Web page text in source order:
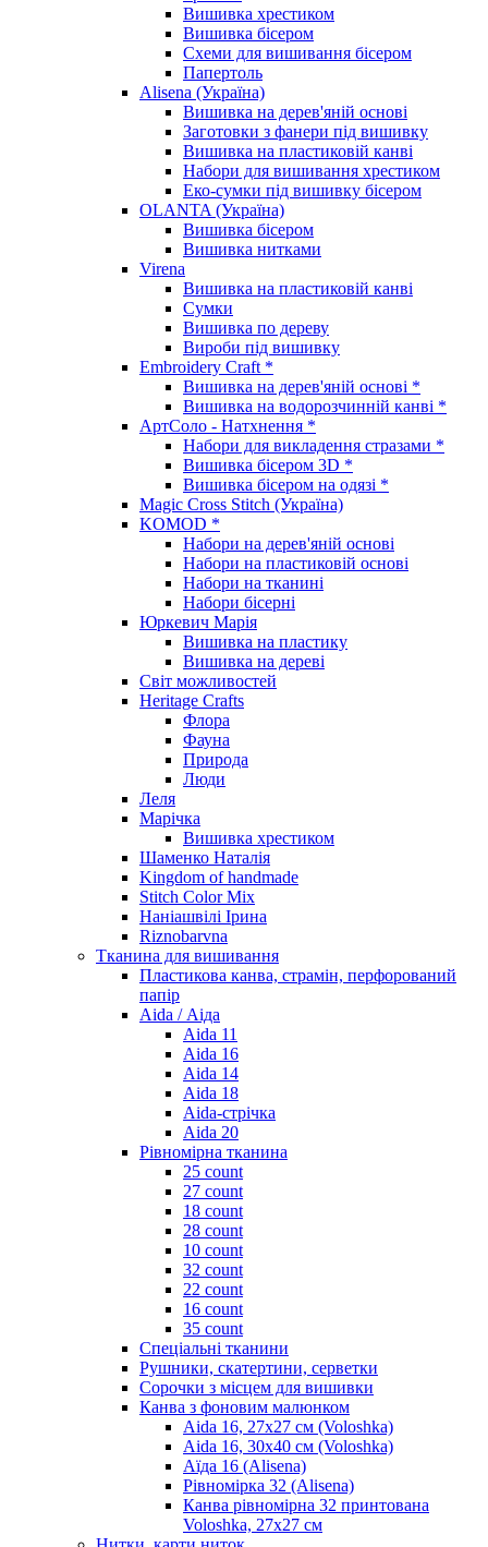
Вишивка хрестиком
Вишивка бісером
Схеми для вишивання бісером
Папертоль
Alisena (Україна)
Вишивка на дерев'яній основі
Заготовки з фанери під вишивку
Вишивка на пластиковій канві
Набори для вишивання хрестиком
Еко-сумки під вишивку бісером
OLANTA (Україна)
Вишивка бісером
Вишивка нитками
Virena
Вишивка на пластиковій канві
Сумки
Вишивка по дереву
Вироби під вишивку
Embroidery Craft *
Вишивка на дерев'яній основі *
Вишивка на водорозчинній канві *
АртСоло - Натхнення *
Набори для викладення стразами *
Вишивка бісером 3D *
Вишивка бісером на одязі *
Magic Cross Stitch (Україна)
KOMOD *
Набори на дерев'яній основі
Набори на пластиковій основі
Набори на тканині
Набори бісерні
Юркевич Марія
Вишивка на пластику
Вишивка на дереві
Світ можливостей
Heritage Crafts
Флора
Фауна
Природа
Люди
Леля
Марічка
Вишивка хрестиком
Шаменко Наталія
Kingdom of handmade
Stitch Color Mix
Наніашвілі Ірина
Riznobarvna
Тканина для вишивання
Пластикова канва, страмін, перфорований
папір
Aida / Аіда
Aida 11
Aida 16
Aida 14
Aida 18
Aida-стрічка
Aida 20
Рівномірна тканина
25 count
27 count
18 count
28 count
10 count
32 count
22 count
16 count
35 count
Спеціальні тканини
Рушники, скатертини, серветки
Сорочки з місцем для вишивки
Канва з фоновим малюнком
Aida 16, 27х27 см (Voloshka)
Aida 16, 30х40 см (Voloshka)
Аїда 16 (Alisena)
Рівномірка 32 (Alisena)
Канва рівномірна 32 принтована
Voloshka, 27х27 см